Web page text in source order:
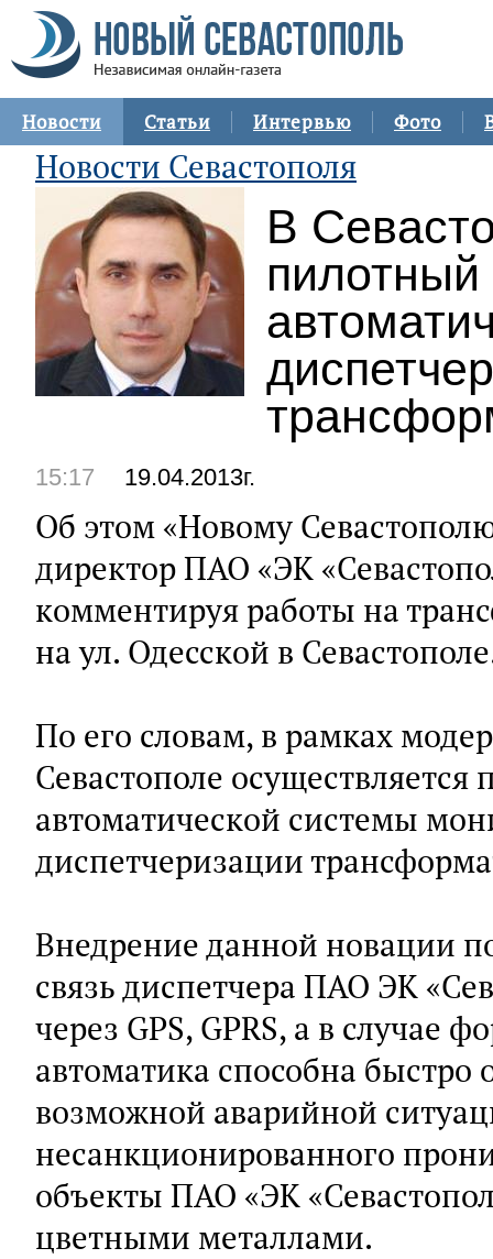
Новости Статьи Интервью Фото
Новости Севастополя
В
пилотный
15:17 19.04.2013г.
Об этом «Новому
директор ПАО «ЭК
комментируя работы на
на ул. Одесской в
По его словам, в рамках
Севастополе
автоматической системы
диспетчеризации
Внедрение данной новации
связь диспетчера ПАО ЭК
через GPS, GPRS, а в случае
автоматика способна быстро
возможной аварийной
несанкционированного
объекты ПАО «ЭК
цветными металлами.